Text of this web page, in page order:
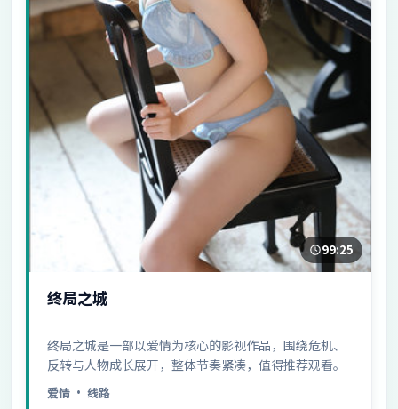
99:25
终局之城
终局之城是一部以爱情为核心的影视作品，围绕危机、
反转与人物成长展开，整体节奏紧凑，值得推荐观看。
爱情 · 线路